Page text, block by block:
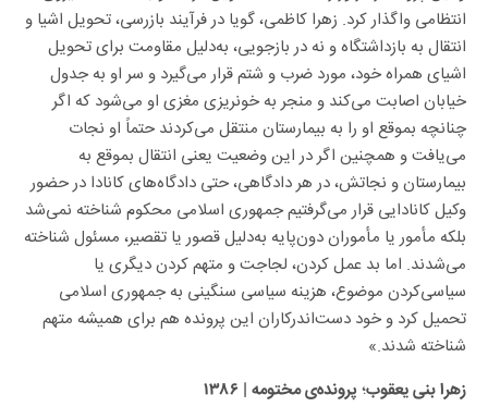
انتظامی واگذار کرد. زهرا کاظمی، گویا در فرآیند بازرسی، تحویل اشیا و
انتقال به بازداشتگاه و نه در بازجویی، به‌دلیل مقاومت برای تحویل
اشیای همراه خود، مورد ضرب و شتم قرار می‌گیرد و سر او به جدول
خیابان اصابت می‌کند و منجر به خونریزی مغزی او می‌شود که اگر
چنانچه بموقع او را به بیمارستان منتقل می‌کردند حتماً او نجات
می‌یافت و همچنین اگر در این وضعیت یعنی انتقال بموقع به
بیمارستان و نجاتش، در هر دادگاهی، حتی دادگاه‌های کانادا در حضور
وکیل کانادایی قرار می‌گرفتیم جمهوری اسلامی محکوم شناخته نمی‌شد
بلکه مأمور یا مأموران دون‌پایه به‌دلیل قصور یا تقصیر، مسئول شناخته
می‌شدند. اما بد عمل کردن، لجاجت و متهم کردن دیگری یا
سیاسی‌کردن موضوع، هزینه سیاسی سنگینی به جمهوری اسلامی
تحمیل کرد و خود دست‌اندرکاران این پرونده هم برای همیشه متهم
شناخته شدند.»
زهرا بنی یعقوب؛پرونده‌ی مختومه | ۱۳۸۶